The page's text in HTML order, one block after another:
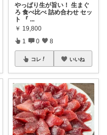
やっぱり生が旨い！ 生まぐ
ろ 食べ比べ 詰め合わせ セッ
ト 『 ...
￥ 19,800
1 0 8
コレ いいね